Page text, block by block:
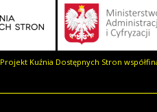
Projekt Kuźnia Dostępnych Stron